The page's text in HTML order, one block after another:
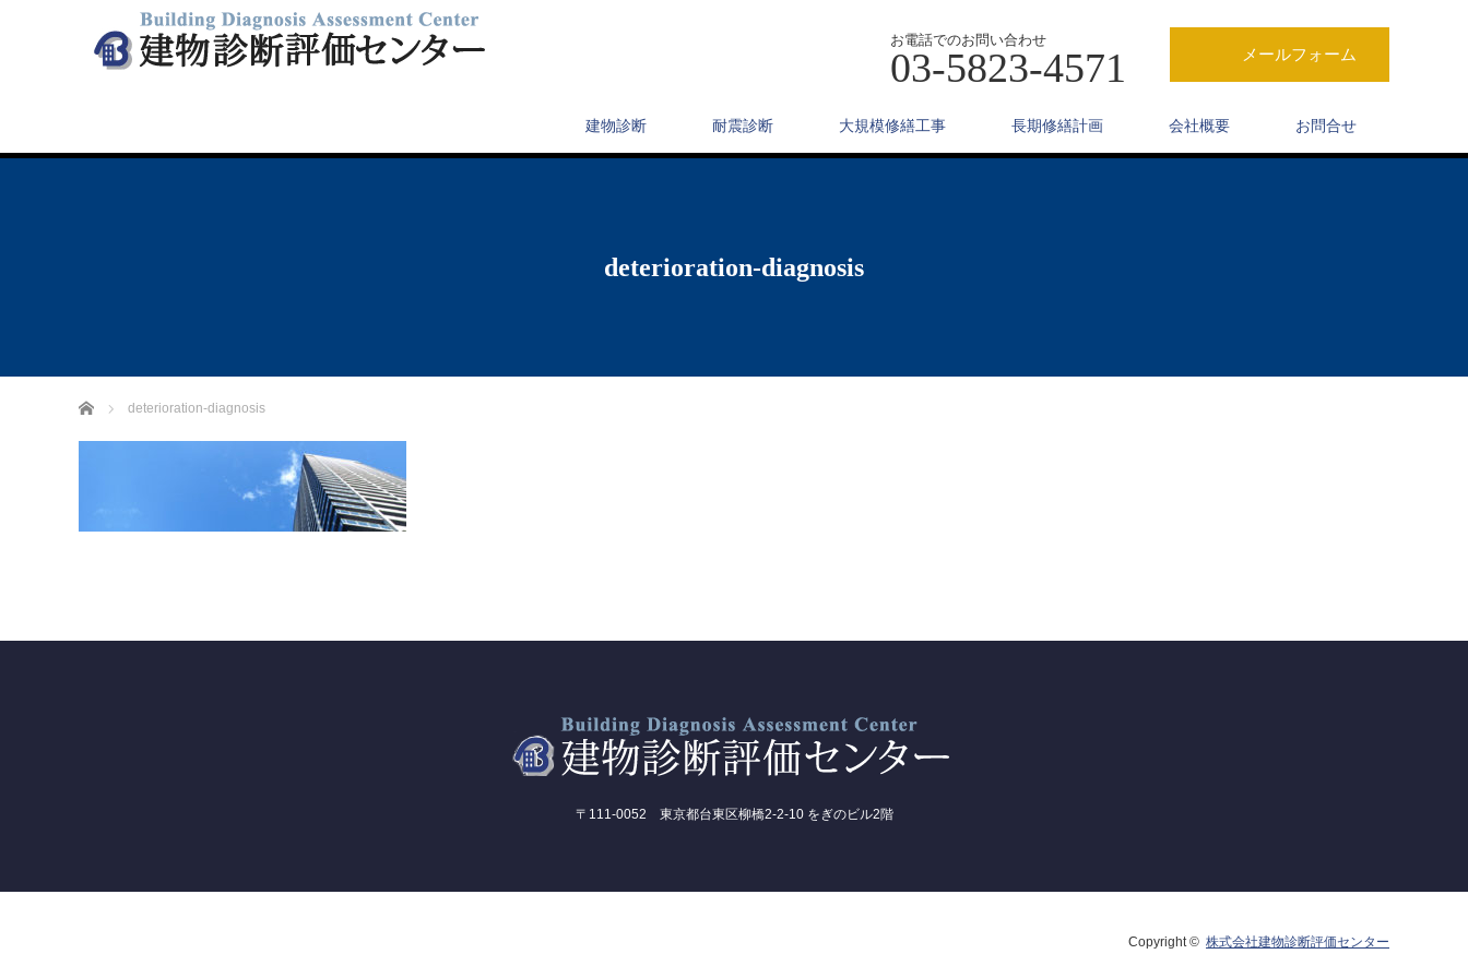
お電話でのお問い合わせ
03-5823-4571 メールフォーム
建物診断 耐震診断 大規模修繕工事 長期修繕計画 会社概要 お問合せ
deterioration-diagnosis
ホーム deterioration-diagnosis
〒111-0052 東京都台東区柳橋2-2-10 をぎのビル2階
Copyright © 株式会社建物診断評価センター